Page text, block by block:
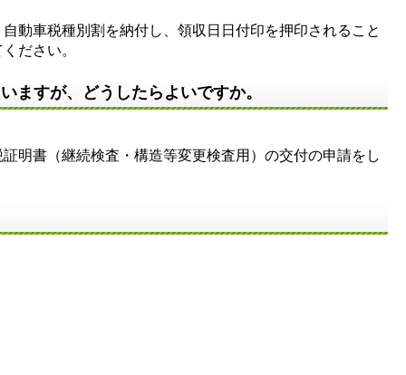
動車税種別割を納付し、領収日日付印を押印されること
ださい。
ますが、どうしたらよいですか。
明書（継続検査・構造等変更検査用）の交付の申請をし